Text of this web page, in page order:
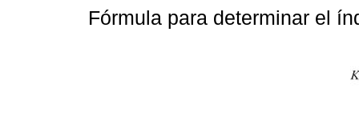
Fórmula para determinar el